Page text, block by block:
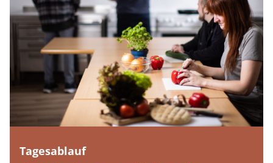
Tagesablauf